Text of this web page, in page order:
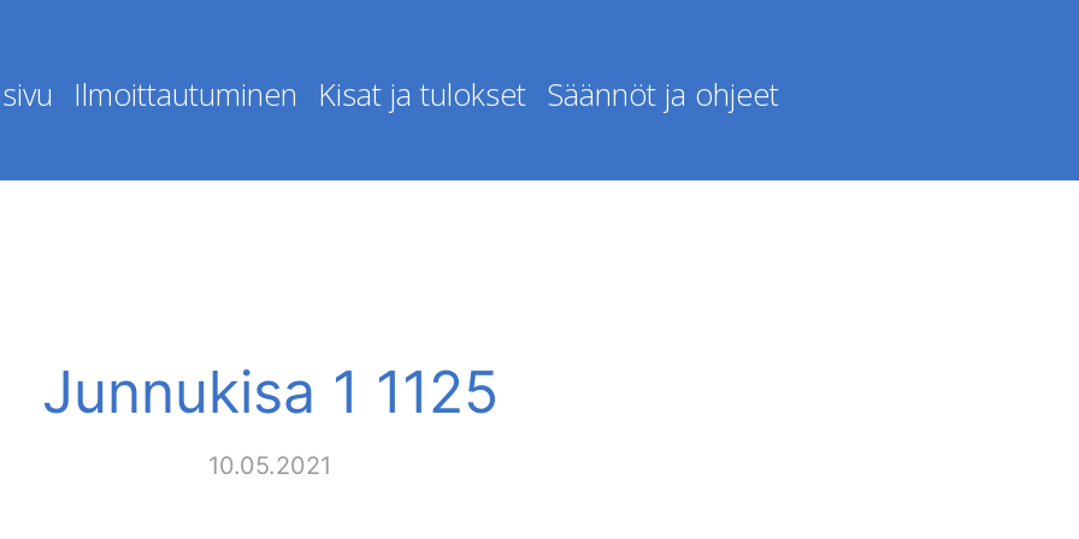
Ilmoittautuminen Kisat ja tulokset Säännöt ja ohjeet
Junnukisa 1 1125
10.05.2021